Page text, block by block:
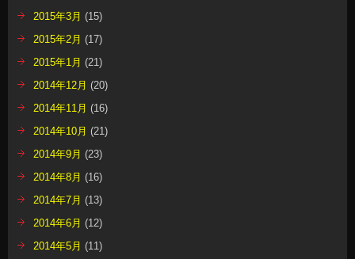
2015年3月 (15)
2015年2月 (17)
2015年1月 (21)
2014年12月 (20)
2014年11月 (16)
2014年10月 (21)
2014年9月 (23)
2014年8月 (16)
2014年7月 (13)
2014年6月 (12)
2014年5月 (11)